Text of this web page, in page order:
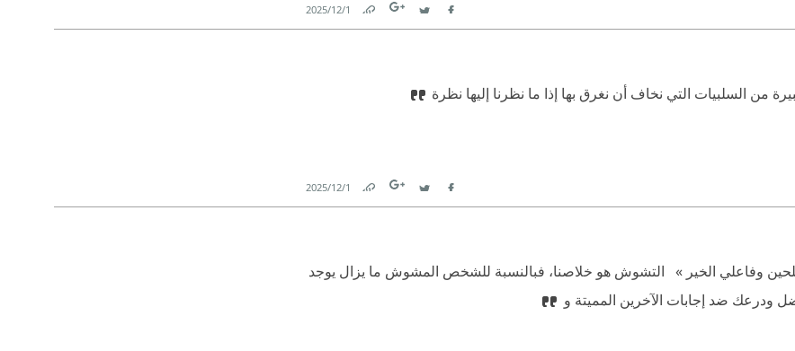
Facebook
Twitter
Link
1‏/12‏/2025
من السلبيات التي نخاف أن نغرق بها إذا ما نظرنا إليها نظرة
Facebook
Twitter
Link
1‏/12‏/2025
وفاعلي الخير » ‏ ‫ ‏التشوش هو خلاصنا، فبالنسبة للشخص المشوش ما يزال يوجد
ودرعك ضد إجابات الآخرين المميتة و